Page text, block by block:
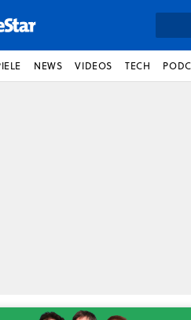
NEWS VIDEOS TECH